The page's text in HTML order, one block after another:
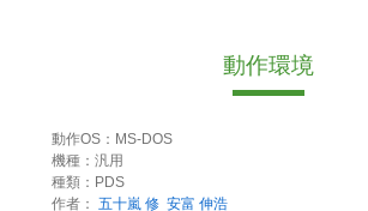
動作環境
動作OS：MS-DOS
機種：汎用
種類：PDS
作者： 五十嵐 修 安富 伸浩